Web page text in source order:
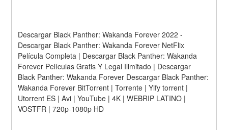
Descargar Black Panther: Wakanda Forever 2022 -
Descargar Black Panther: Wakanda Forever NetFlix
Película Completa | Descargar Black Panther: Wakanda
Forever Películas Gratis Y Legal Ilimitado | Descargar
Black Panther: Wakanda Forever Descargar Black Panther:
Wakanda Forever BitTorrent | Torrente | Yify torrent |
Utorrent ES | Avi | YouTube | 4K | WEBRIP LATINO |
VOSTFR | 720p-1080p HD